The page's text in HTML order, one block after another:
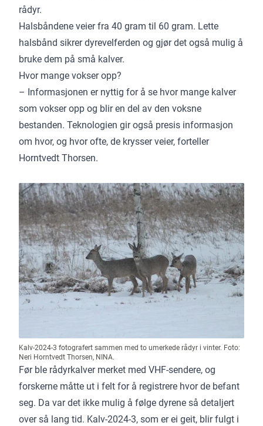
rådyr.
Halsbåndene veier fra 40 gram til 60 gram. Lette
halsbånd sikrer dyrevelferden og gjør det også mulig å
bruke dem på små kalver.
Hvor mange vokser opp?
– Informasjonen er nyttig for å se hvor mange kalver
som vokser opp og blir en del av den voksne
bestanden. Teknologien gir også presis informasjon
om hvor, og hvor ofte, de krysser veier, forteller
Horntvedt Thorsen.
Kalv-2024-3 fotografert sammen med to umerkede rådyr i vinter. Foto:
Neri Horntvedt Thorsen, NINA.
Før ble rådyrkalver merket med VHF-sendere, og
forskerne måtte ut i felt for å registrere hvor de befant
seg. Da var det ikke mulig å følge dyrene så detaljert
over så lang tid. Kalv-2024-3, som er ei geit, blir fulgt i